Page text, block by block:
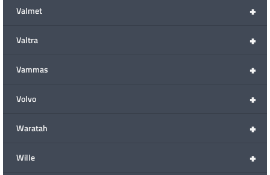
+
Valmet
+
Valtra
+
Vammas
+
Volvo
+
Waratah
+
Wille